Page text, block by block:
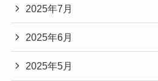
2025年7月
2025年6月
2025年5月